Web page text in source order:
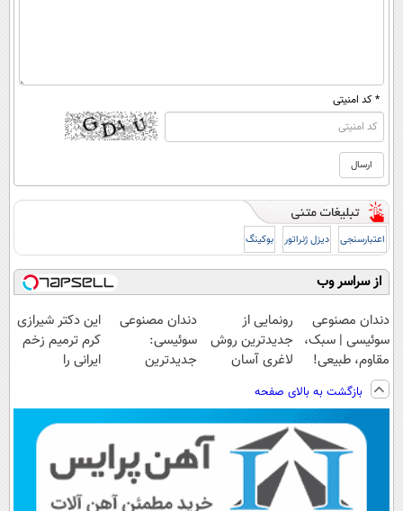
* کد امنیتی
اعتبارسنجی دیزل ژنراتور بوکینگ
از سراسر وب
دندان مصنوعی
سوئیسی | سبک،
مقاوم، طبیعی!
ویزیت
رایگان+پرداخت
اقساطی😍
رونمایی از
جدیدترین روش
لاغری آسان
امشب)
دندان مصنوعی
سوئیسی:
جدیدترین
پرداخت قسطی
این دکتر شیرازی
کرم ترمیم زخم
ایرانی را
بازگشت به بالای صفحه